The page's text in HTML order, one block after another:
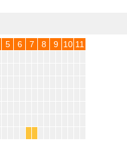
5 6 7 8 9 10 11